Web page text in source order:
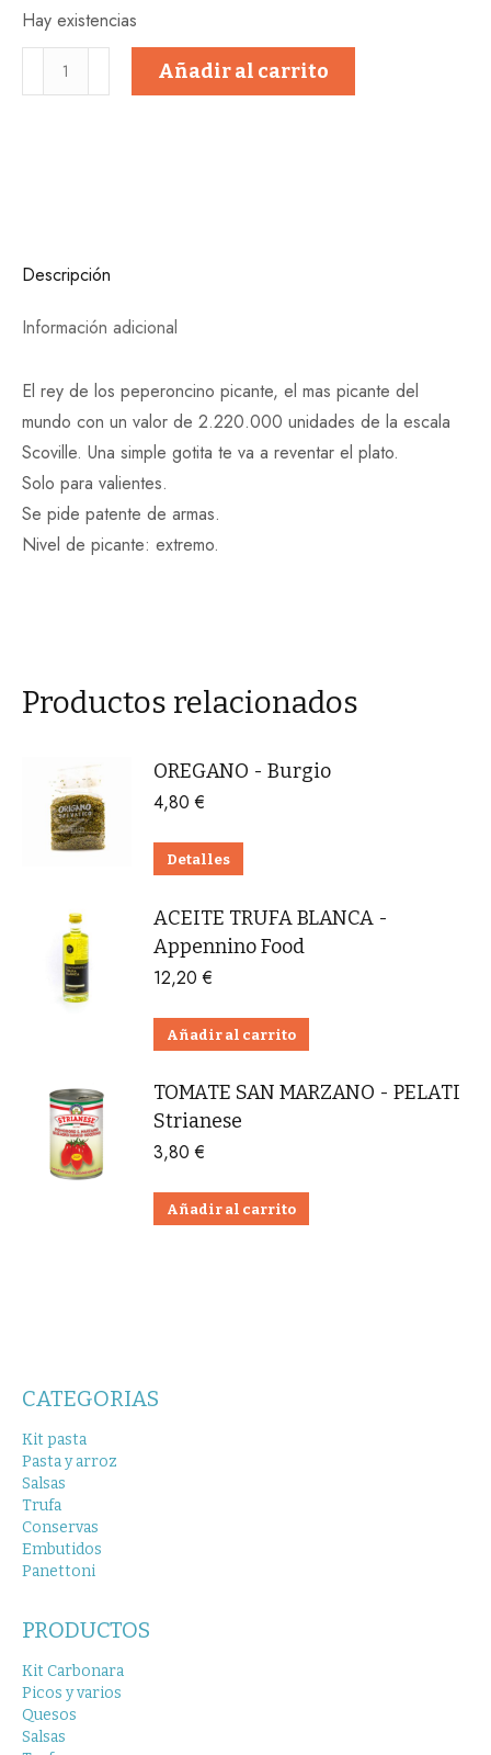
Hay existencias
CAROLINA
REAPER
Añadir al carrito
Descripción
Información adicional
El rey de los peperoncino picante, el mas picante del
mundo con un valor de 2.220.000 unidades de la escala
Scoville. Una simple gotita te va a reventar el plato.
Solo para valientes.
Se pide patente de armas.
Nivel de picante: extremo.
Productos relacionados
OREGANO - Burgio
4,80€
Detalles
ACEITE TRUFA BLANCA -
Appennino Food
12,20€
Añadir al carrito
TOMATE SAN MARZANO - PELATI
Strianese
3,80€
Añadir al carrito
CATEGORIAS
Kit pasta
Pasta y arroz
Salsas
Trufa
Conservas
Embutidos
Panettoni
PRODUCTOS
Kit Carbonara
Picos y varios
Quesos
Salsas